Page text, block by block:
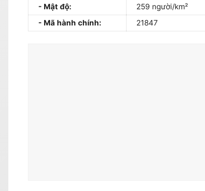
Mật độ:
259 người/km²
Mã hành chính:
21847